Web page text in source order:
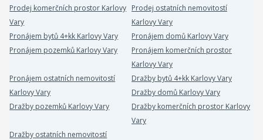
Prodej komerčních prostor Karlovy
Vary
Prodej ostatních nemovitostí
Karlovy Vary
Pronájem bytů 4+kk Karlovy Vary
Pronájem domů Karlovy Vary
Pronájem pozemků Karlovy Vary
Pronájem komerčních prostor
Karlovy Vary
Pronájem ostatních nemovitostí
Karlovy Vary
Dražby bytů 4+kk Karlovy Vary
Dražby domů Karlovy Vary
Dražby pozemků Karlovy Vary
Dražby komerčních prostor Karlovy
Vary
Dražby ostatních nemovitostí